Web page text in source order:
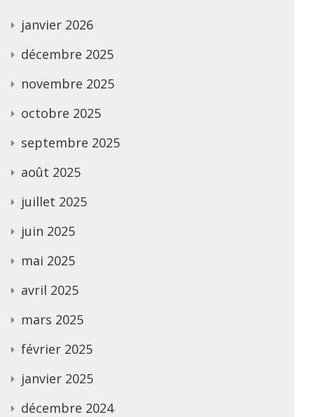
janvier 2026
décembre 2025
novembre 2025
octobre 2025
septembre 2025
août 2025
juillet 2025
juin 2025
mai 2025
avril 2025
mars 2025
février 2025
janvier 2025
décembre 2024